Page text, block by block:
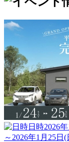
日時2026
～2026年1月25日(